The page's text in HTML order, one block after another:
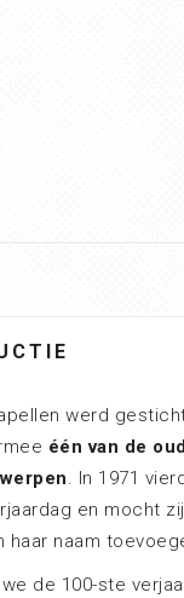
werd
één van de
. In 1971
en mocht
haar naam
de 100-ste